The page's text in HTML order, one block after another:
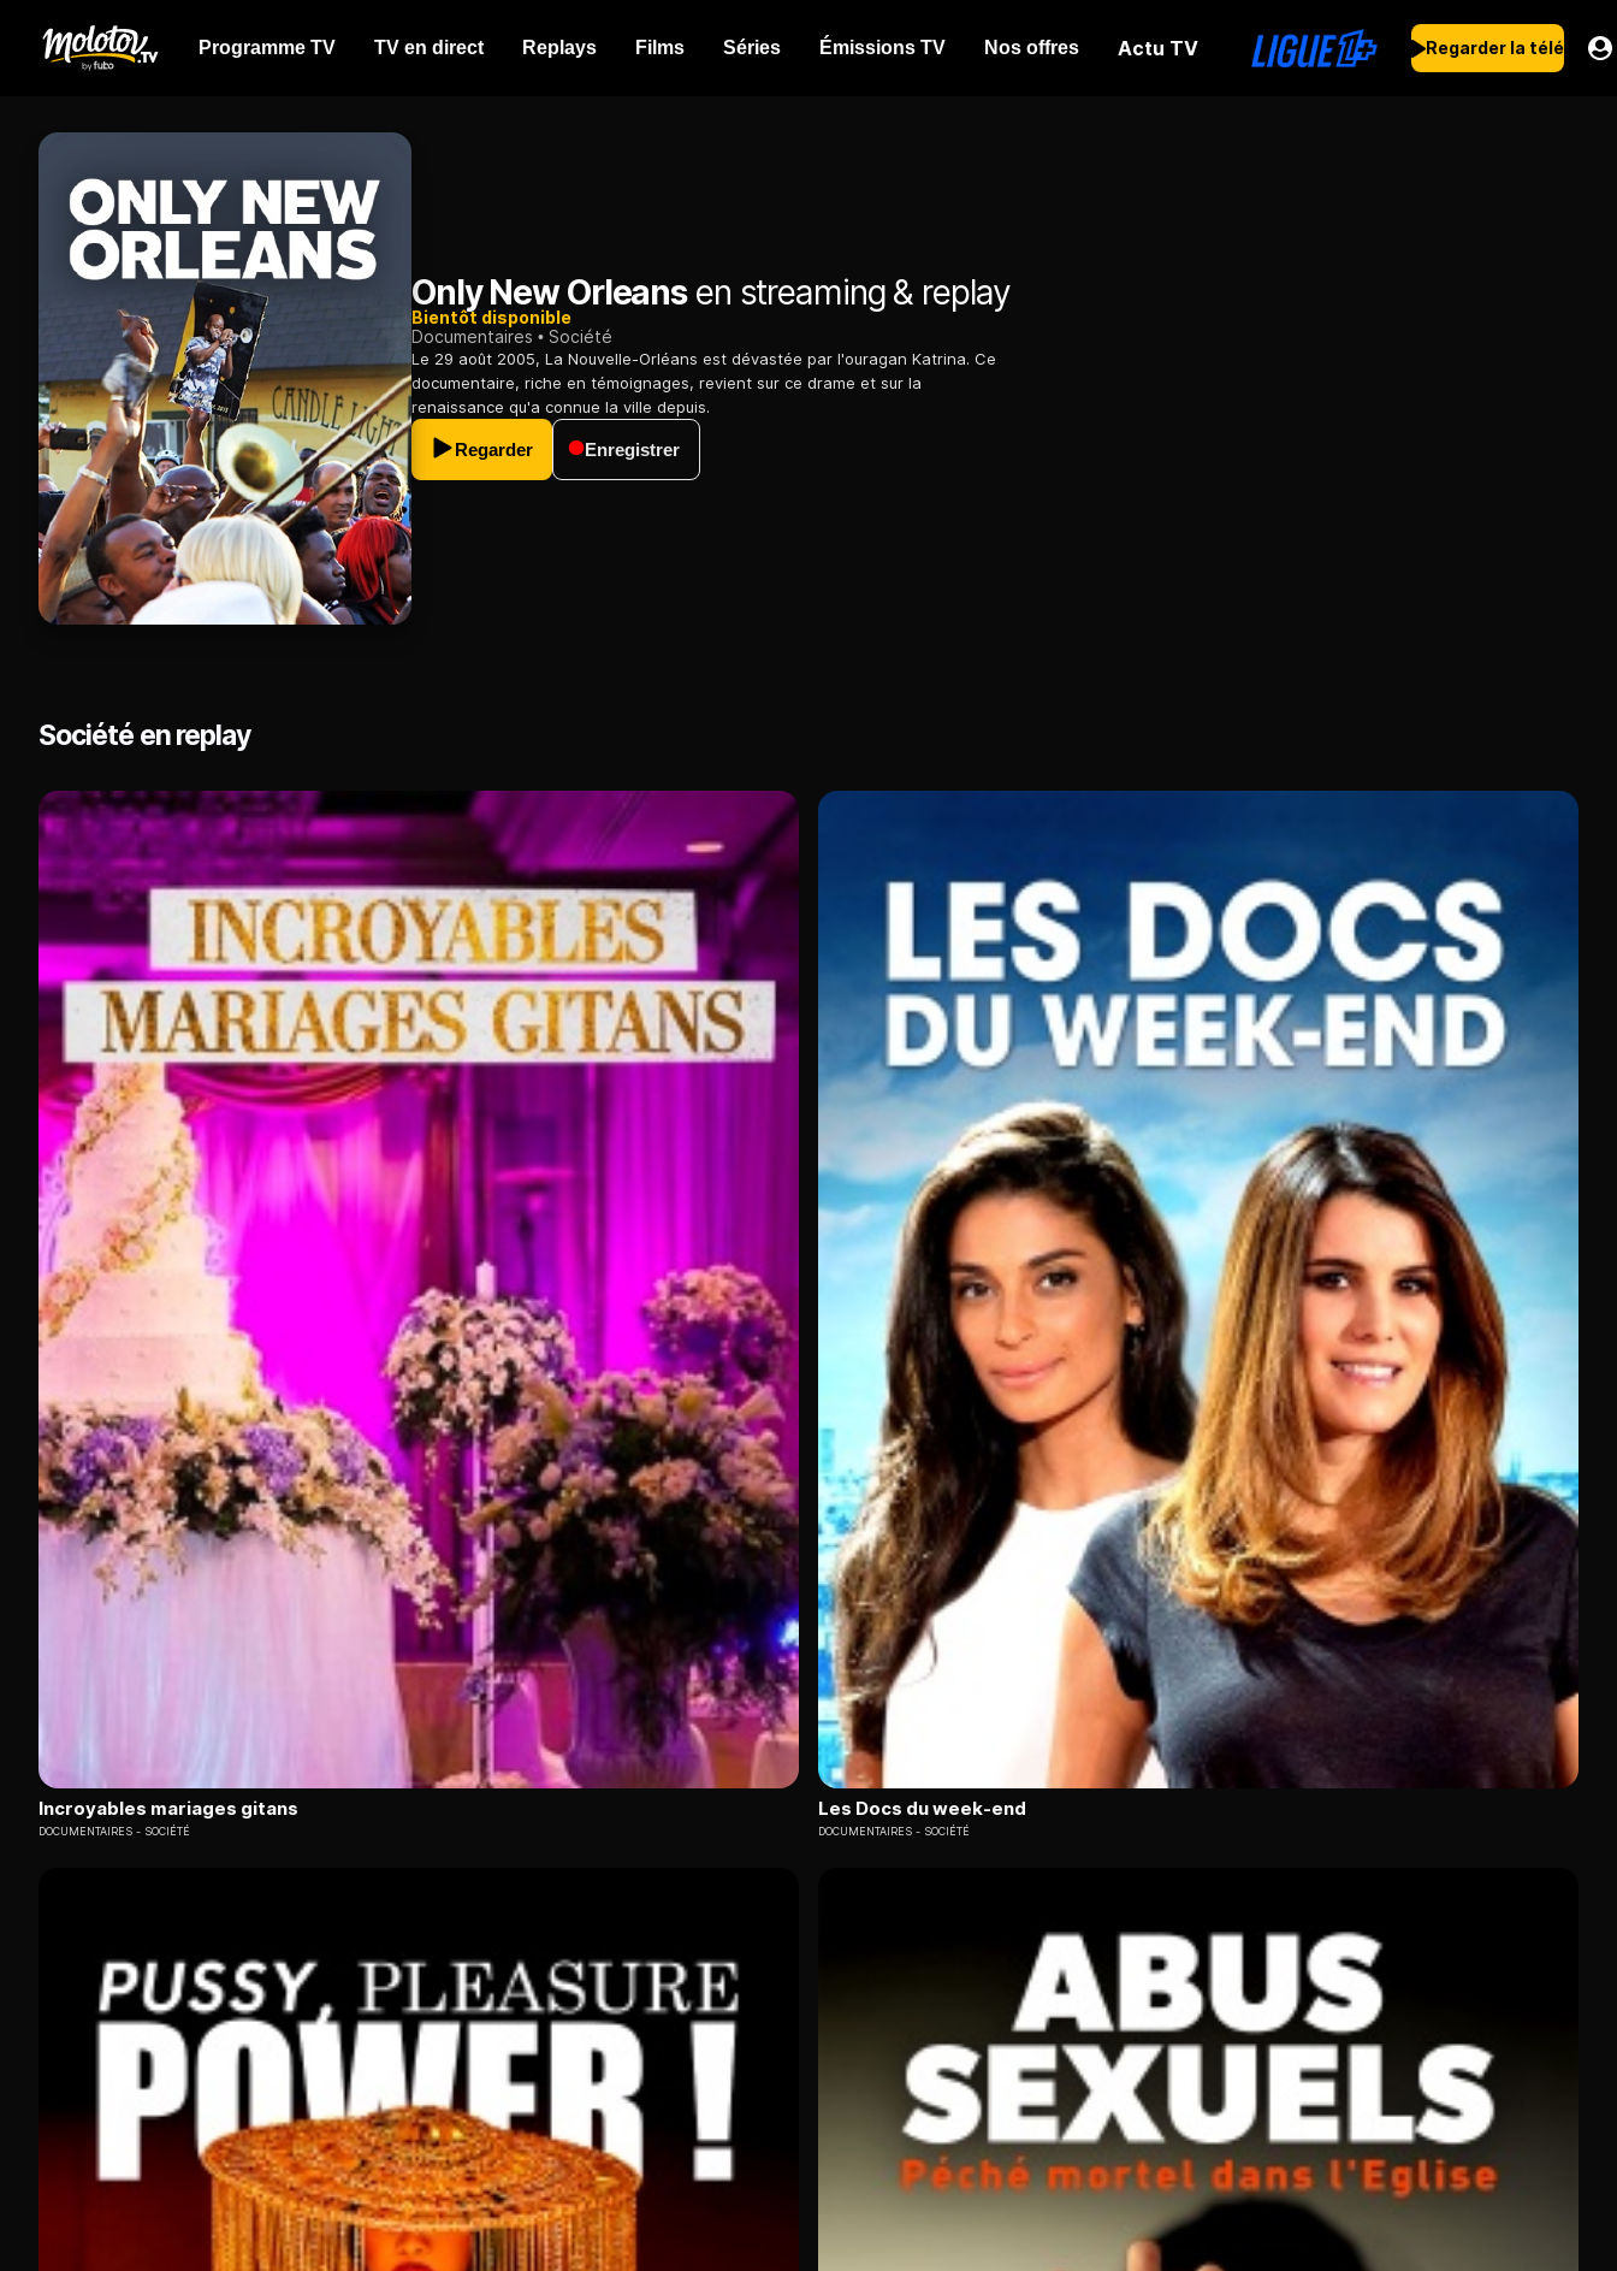
Programme TV TV en direct Replays Films Séries Émissions TV Nos offres Actu TV Regarder la télé
Only New Orleansen streaming & replay
Bientôt disponible
Documentaires
Société
Le 29 août 2005, La Nouvelle-Orléans est dévastée par l'ouragan Katrina. Ce
documentaire, riche en témoignages, revient sur ce drame et sur la
renaissance qu'a connue la ville depuis.
Regarder Enregistrer
Société en replay
Incroyables mariages gitans
DOCUMENTAIRES SOCIÉTÉ
Les Docs du week-end
DOCUMENTAIRES SOCIÉTÉ